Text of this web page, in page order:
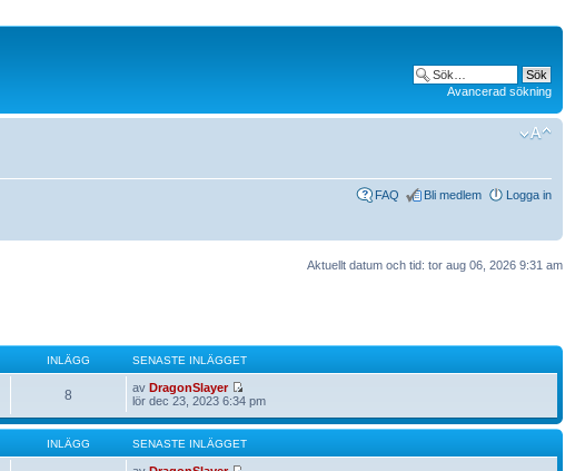
Avancerad sökning
FAQ Bli medlem Logga in
Aktuellt datum och tid: tor aug 06, 2026 9:31 am
INLÄGG SENASTE INLÄGGET
8 av DragonSlayer
lör dec 23, 2023 6:34 pm
INLÄGG SENASTE INLÄGGET